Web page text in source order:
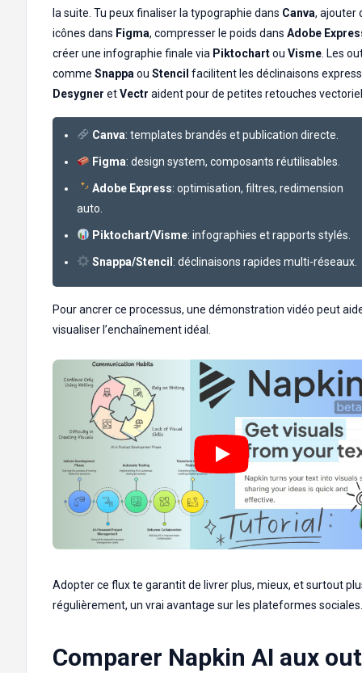
la suite. Tu peux finaliser la typographie dans Canva, ajouter
icônes dans Figma, compresser le poids dans Adobe
créer une infographie finale via Piktochartou Visme . Les
comme Snappa ou Stencil facilitent les déclinaisons
Desygner etVectr aident pour de petites retouches
Canva: templates brandés et publication directe.
Figma: design system, composants réutilisables.
Adobe Express: optimisation, filtres, redimension
auto.
Piktochart/Visme: infographies et rapports stylés.
Snappa/Stencil : déclinaisons rapides multi-réseaux.
Pour ancrer ce processus, une démonstration vidéo peut
visualiser l’enchaînement idéal.
Adopter ce flux te garantit de livrer plus, mieux, et surtout
régulièrement, un vrai avantage sur les plateformes sociales.
Comparer Napkin AI aux